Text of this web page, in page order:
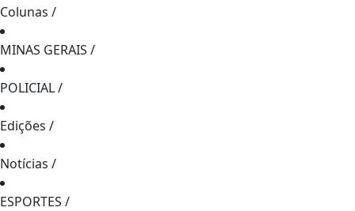
Colunas /
MINAS GERAIS /
POLICIAL/
Edições /
Notícias /
ESPORTES /